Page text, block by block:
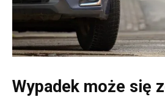
Wypadek może się